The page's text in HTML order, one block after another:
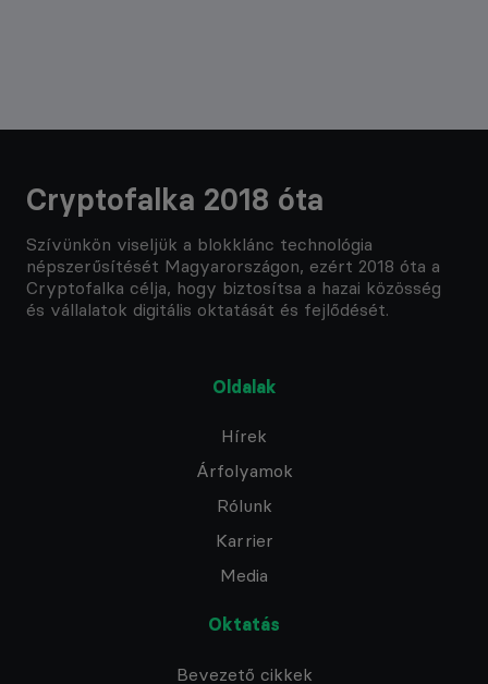
Cryptofalka 2018 óta
Szívünkön viseljük a blokklánc technológia
népszerűsítését Magyarországon, ezért 2018 óta a
Cryptofalka célja, hogy biztosítsa a hazai közösség
és vállalatok digitális oktatását és fejlődését.
Oldalak
Hírek
Árfolyamok
Rólunk
Karrier
Media
Oktatás
Bevezető cikkek